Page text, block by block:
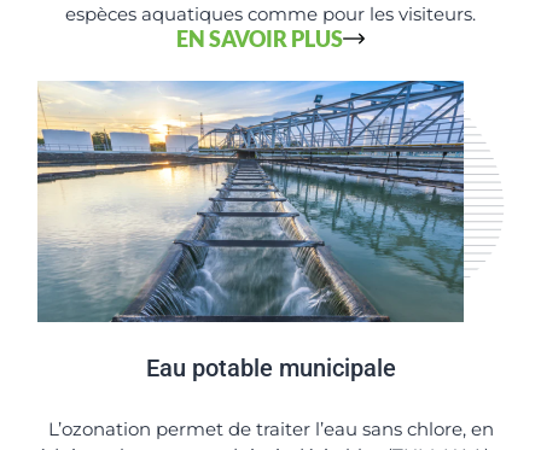
espèces aquatiques comme pour les visiteurs.
EN SAVOIR PLUS
Eau potable municipale
L’ozonation permet de traiter l’eau sans chlore, en